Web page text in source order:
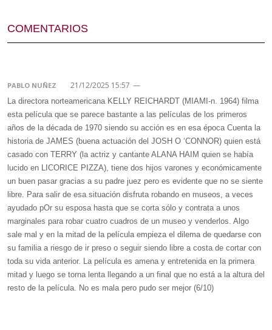
COMENTARIOS
PABLO NUÑEZ 21/12/2025 15:57 —
La directora norteamericana KELLY REICHARDT (MIAMI-n. 1964) filma
esta película que se parece bastante a las películas de los primeros
años de la década de 1970 siendo su acción es en esa época Cuenta la
historia de JAMES (buena actuación del JOSH O ‘CONNOR) quien está
casado con TERRY (la actriz y cantante ALANA HAIM quien se había
lucido en LICORICE PIZZA), tiene dos hijos varones y económicamente
un buen pasar gracias a su padre juez pero es evidente que no se siente
libre. Para salir de esa situación disfruta robando en museos, a veces
ayudado pOr su esposa hasta que se corta sólo y contrata a unos
marginales para robar cuatro cuadros de un museo y venderlos. Algo
sale mal y en la mitad de la película empieza el dilema de quedarse con
su familia a riesgo de ir preso o seguir siendo libre a costa de cortar con
toda su vida anterior. La película es amena y entretenida en la primera
mitad y luego se torna lenta llegando a un final que no está a la altura del
resto de la película. No es mala pero pudo ser mejor (6/10)